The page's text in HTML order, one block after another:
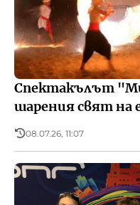
Спектакълът
шарения свят на
08.07.26, 11:07